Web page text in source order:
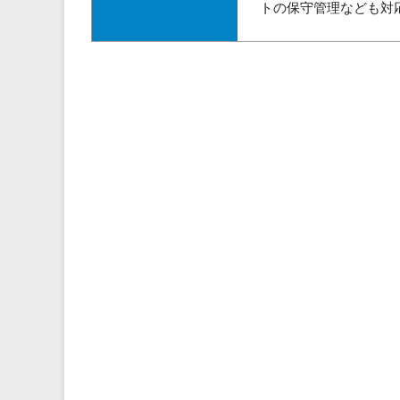
トの保守管理なども対